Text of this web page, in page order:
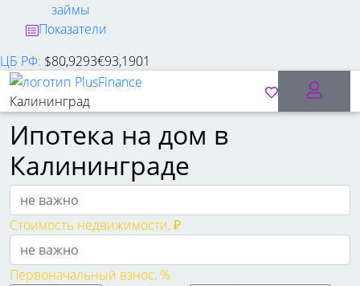
займы
Показатели
ЦБ РФ: $80,9293€93,1901
Калининград
Ипотека на дом в
Калининграде
Стоимость недвижимости, ₽
Первоначальный взнос, %